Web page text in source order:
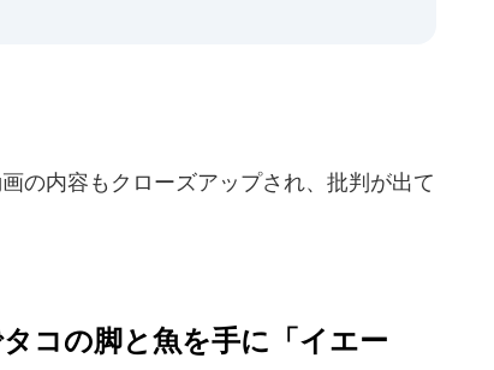
の内容もクローズアップされ、批判が出て
コの脚と魚を手に「イエー